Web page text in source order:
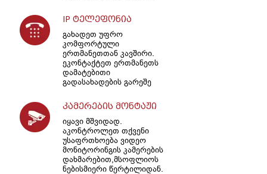
IP ტელეფონია
გახადეთ უფრო
კომფორტული
ერთმანეთთან კავშირი.
ეკონტაქტეთ ერთმანეთს
დამატებითი
გადასახადების გარეშე
კამერების მონტაჟი
იყავი მშვიდად.
აკონტროლეთ თქვენი
უსაფრთხოება ვიდეო
მონიტორინგის კამერების
დახმარებით,მსოფლიოს
ნებისმიერი წერტილიდან.